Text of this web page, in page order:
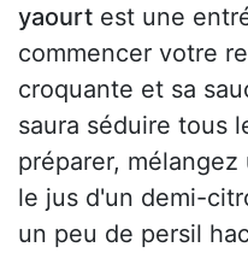
yaourt est une
commencer votre
croquante et sa
saura séduire tous
préparer,
le jus d'un demi-
un peu de persil